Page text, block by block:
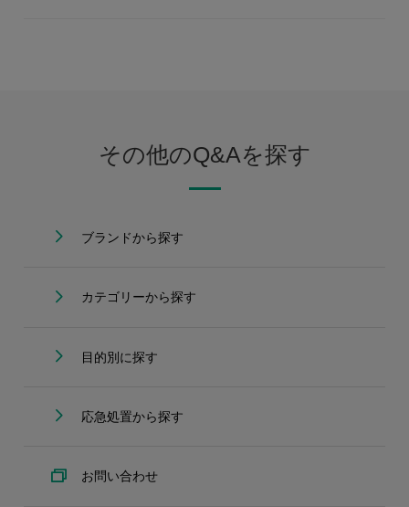
その他のQ&Aを探す
ブランドから探す
カテゴリーから探す
目的別に探す
応急処置から探す
お問い合わせ